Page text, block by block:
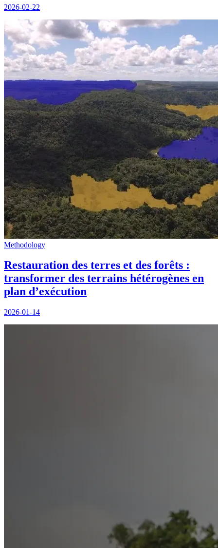
2026-02-22
Methodology
Restauration des terres et des forêts :
transformer des terrains hétérogènes en
plan d’exécution
2026-01-14